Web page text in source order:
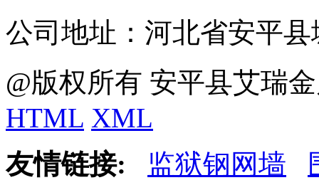
公司地址：河北省安平
@版权所有 安平县艾瑞
HTML XML
友情链接:
监狱钢网墙